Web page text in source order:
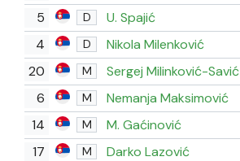
5
D
U. Spajić
4
D
Nikola Milenković
20
M Sergej Milinković-Savić
6 M Nemanja Maksimović
14 M M. Gaćinović
17 M Darko Lazović